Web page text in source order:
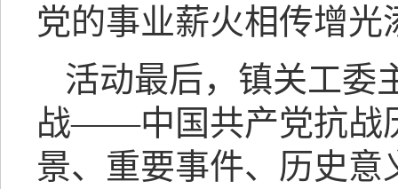
党的事业薪火相传增光
活动最后，镇关工委
战——中国共产党抗战
景、重要事件、历史